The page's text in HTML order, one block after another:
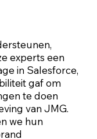
experts een
in Salesforce,
gaf om
te doen
van JMG.
we hun